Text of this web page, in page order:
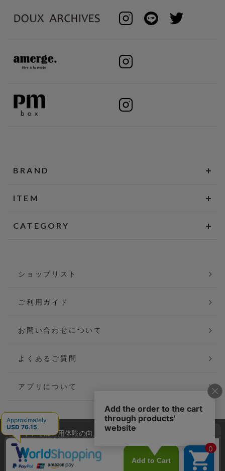
BRAND
ITEM
CATEGORY
ショップリスト
ご利用ガイド
お問い合わせについて
よくあるご質問
アプリについて
会社概要
ご利用規約
個人情報保護方針
当サイトでは利用体験の向上およびコンテンツの最適な提供、ト
ラフィックの分析を目的としてCookieを使用しています。
サイトの閲覧を継続された場合、Cookieの利用に同意したことも
のといたします。